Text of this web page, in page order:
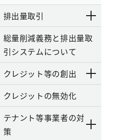
排出量取引
総量削減義務と排出量取
引システムについて
クレジット等の創出
クレジットの無効化
テナント等事業者の対
策